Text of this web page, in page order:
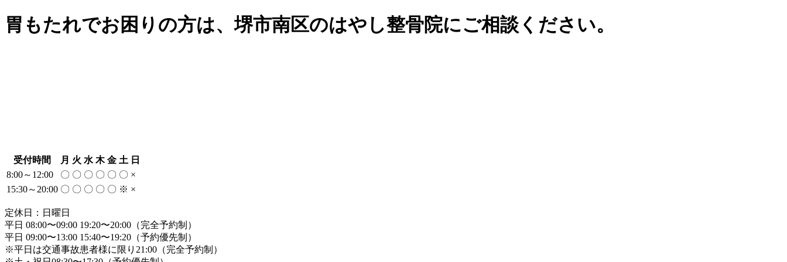
胃もたれでお困りの方は、堺市南区のはやし整骨院にご相談ください。
受付時間 月 火 水 木 金 土 日
8:00～12:00
〇 〇 〇 〇 〇 〇 ×
15:30～20:00 〇 〇 〇 〇 〇 ※ ×
定休日：日曜日
平日 08:00〜09:00 19:20〜20:00（完全予約制）
平日 09:00〜13:00 15:40〜19:20（予約優先制）
※平日は交通事故患者様に限り21:00（完全予約制）